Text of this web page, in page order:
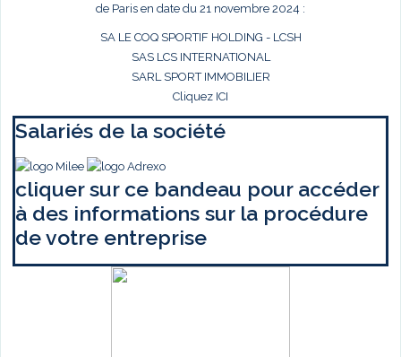
de Paris en date du 21 novembre 2024 :
SA LE COQ SPORTIF HOLDING - LCSH
SAS LCS INTERNATIONAL
SARL SPORT IMMOBILIER
Cliquez ICI
Salariés de la société
cliquer sur ce bandeau pour accéder
à des informations sur la procédure
de votre entreprise